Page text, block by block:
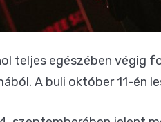
teljes egészében végig
A buli október 11-én